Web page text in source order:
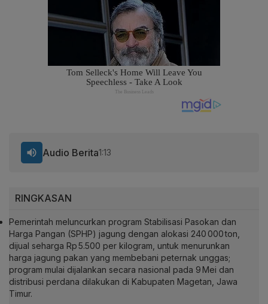
RINGKASAN
Pemerintah meluncurkan program Stabilisasi Pasokan dan
Harga Pangan (SPHP) jagung dengan alokasi 240 000 ton,
dijual seharga Rp 5.500 per kilogram, untuk menurunkan
harga jagung pakan yang membebani peternak unggas;
program mulai dijalankan secara nasional pada 9 Mei dan
distribusi perdana dilakukan di Kabupaten Magetan, Jawa
Timur.
Audio Berita1:13